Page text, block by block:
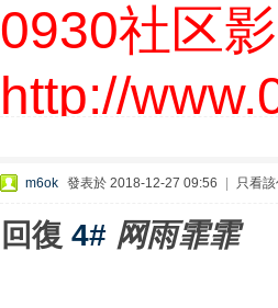
0930社区
http://
m6ok 發表於 2018-12-27 09:56 只看
回復 4# 网雨霏霏